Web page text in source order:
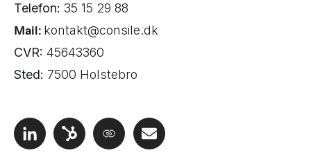
Telefon: 35 15 29 88
Mail: kontakt@consile.dk
CVR: 45643360
Sted: 7500 Holstebro